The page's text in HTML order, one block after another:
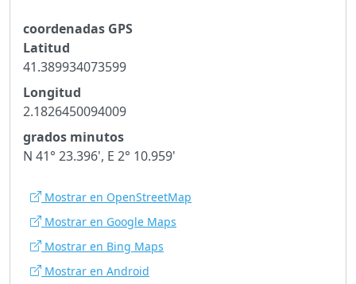
coordenadas GPS
Latitud
41.389934073599
Longitud
2.1826450094009
grados minutos
N 41° 23.396', E 2° 10.959'
Mostrar en OpenStreetMap
Mostrar en Google Maps
Mostrar en Bing Maps
Mostrar en Android